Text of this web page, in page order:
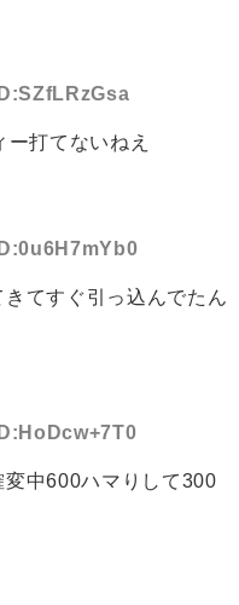
打てないねえ
てすぐ引っ込んでたん
中600ハマりして300